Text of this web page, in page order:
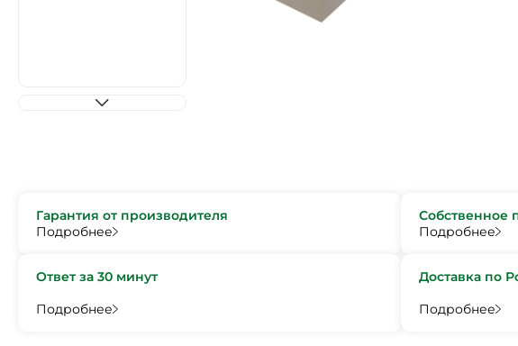
Гарантия от производителя
Подробнее
Собственное
Подробнее
Ответ за 30 минут
Подробнее
Доставка по
Подробнее